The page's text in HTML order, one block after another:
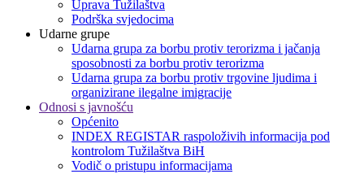
Uprava Tužilaštva
Podrška svjedocima
Udarne grupe
Udarna grupa za borbu protiv terorizma i jačanja
sposobnosti za borbu protiv terorizma
Udarna grupa za borbu protiv trgovine ljudima i
organizirane ilegalne imigracije
Odnosi s javnošću
Općenito
INDEX REGISTAR raspoloživih informacija pod
kontrolom Tužilaštva BiH
Vodič o pristupu informacijama